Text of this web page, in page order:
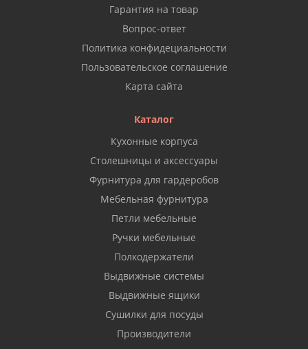
Гарантия на товар
Вопрос-ответ
Политика конфидециальности
Пользовательское соглашение
Карта сайта
Каталог
Кухонные корпуса
Столешницы и аксессуары
Фурнитура для гардеробов
Мебельная фурнитура
Петли мебельные
Ручки мебельные
Полкодержатели
Выдвижные системы
Выдвижные ящики
Сушилки для посуды
Производители